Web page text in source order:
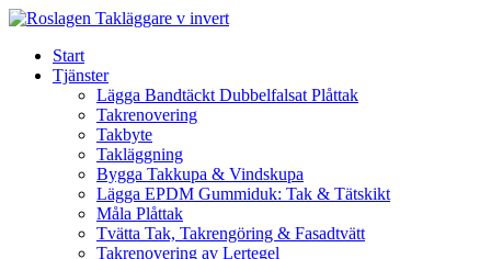
Skip
contentStart
Tjänster
Lägga Bandtäckt Dubbelfalsat Plåttak
Takrenovering
Takbyte
Takläggning
Bygga Takkupa & Vindskupa
Lägga EPDM Gummiduk: Tak & Tätskikt
Måla Plåttak
Tvätta Tak, Takrengöring & Fasadtvätt
Takrenovering av Lertegel